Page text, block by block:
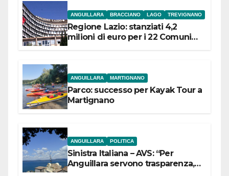
ANGUILLARA BRACCIANO LAGO TREVIGNANO
Regione Lazio: stanziati 4,2
milioni di euro per i 22 Comuni
ANGUILLARA MARTIGNANO
Parco: successo per Kayak Tour a
Martignano
ANGUILLARA POLITICA
Sinistra Italiana – AVS: “Per
Anguillara servono trasparenza,